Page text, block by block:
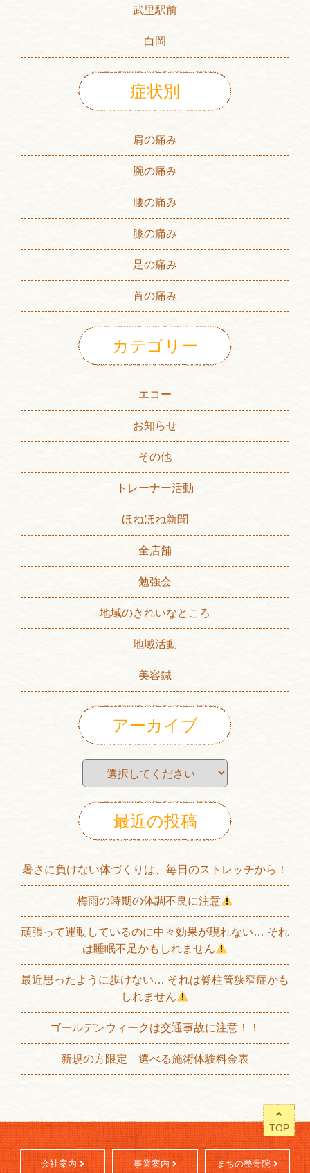
武里駅前
白岡
症状別
肩の痛み
腕の痛み
腰の痛み
膝の痛み
足の痛み
首の痛み
カテゴリー
エコー
お知らせ
その他
トレーナー活動
ほねほね新聞
全店舗
勉強会
地域のきれいなところ
地域活動
美容鍼
アーカイブ
最近の投稿
暑さに負けない体づくりは、毎日のストレッチから！
梅雨の時期の体調不良に注意
頑張って運動しているのに中々効果が現れない… それ
は睡眠不足かもしれません
最近思ったように歩けない… それは脊柱管狭窄症かも
しれません
ゴールデンウィークは交通事故に注意！！
新規の方限定 選べる施術体験料金表
TOP
会社案内 事業案内 まちの整骨院